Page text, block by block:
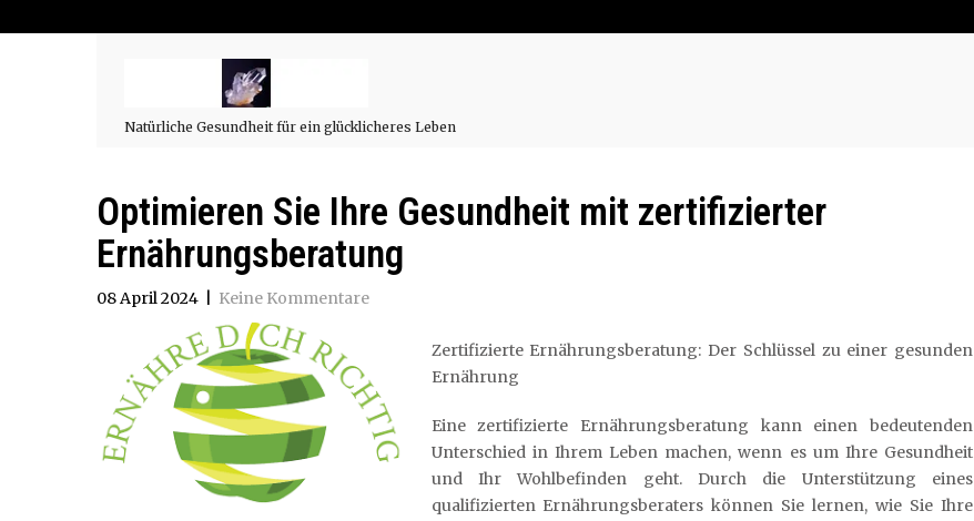
Natürliche Gesundheit für ein glücklicheres Leben
Optimieren Sie Ihre Gesundheit mit zertifizierter
Ernährungsberatung
08 April 2024 Keine Kommentare
Zertifizierte Ernährungsberatung: Der Schlüssel zu einer gesunden
Ernährung
Eine zertifizierte Ernährungsberatung kann einen bedeutenden
Unterschied in Ihrem Leben machen, wenn es um Ihre Gesundheit
und Ihr Wohlbefinden geht. Durch die Unterstützung eines
qualifizierten Ernährungsberaters können Sie lernen, wie Sie Ihre